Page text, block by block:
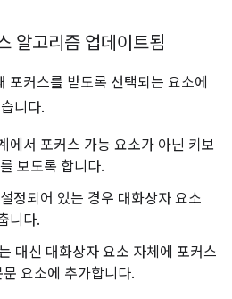
알고리즘 업데이트됨
포커스를 받도록 선택되는 요소에
니다.
에서 포커스 가능 요소가 아닌 키보
보도록 합니다.
정되어 있는 경우 대화상자 요소
니다.
대신 대화상자 요소 자체에 포커스
요소에 추가합니다.